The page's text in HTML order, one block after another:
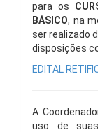
para os
BÁSICO, na
ser realizado
disposições
EDITAL
A
uso de